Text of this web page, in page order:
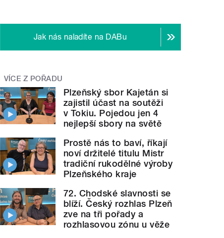
Jak nás naladíte na DABu
VÍCE Z POŘADU
Plzeňský sbor Kajetán si
zajistil účast na soutěži
v Tokiu. Pojedou jen 4
nejlepší sbory na světě
Prostě nás to baví, říkají
noví držitelé titulu Mistr
tradiční rukodělné výroby
Plzeňského kraje
72. Chodské slavnosti se
blíží. Český rozhlas Plzeň
zve na tři pořady a
rozhlasovou zónu u věže